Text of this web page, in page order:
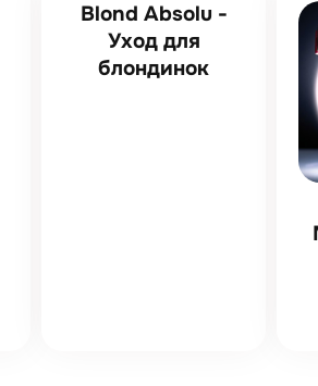
Blond Absolu -
Уход для
блондинок